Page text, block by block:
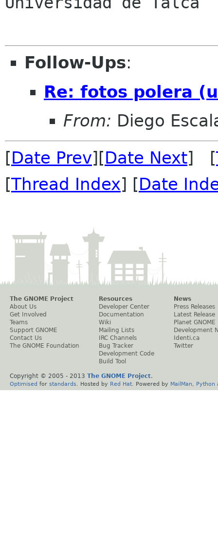
Follow-Ups:
Re: fotos polera
From: Diego
[Date Prev][Date Next] [
[Thread Index] [Date
The GNOME Project
About Us
Get Involved
Teams
Support GNOME
Contact Us
The GNOME Foundation
Resources
Developer Center
Documentation
Wiki
Mailing Lists
IRC Channels
Bug Tracker
Development Code
Build Tool
News
Press Releases
Latest Release
Planet GNOME
Development
Identi.ca
Twitter
Copyright © 2005 - 2013 The GNOME Project.
Optimised for standards . Hosted by Red Hat . Powered by MailMan Python